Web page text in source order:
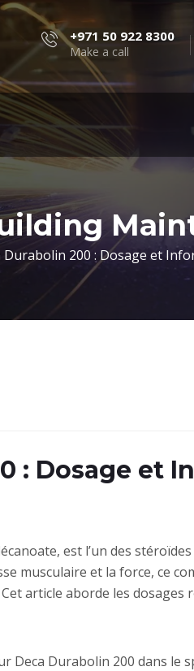
+971 50 922 8300
Make a call
Durabolin 200 : Dosage et
: Dosage et
est l’un des
musculaire et la force, ce
article aborde les dosages
Durabolin 200 dans le